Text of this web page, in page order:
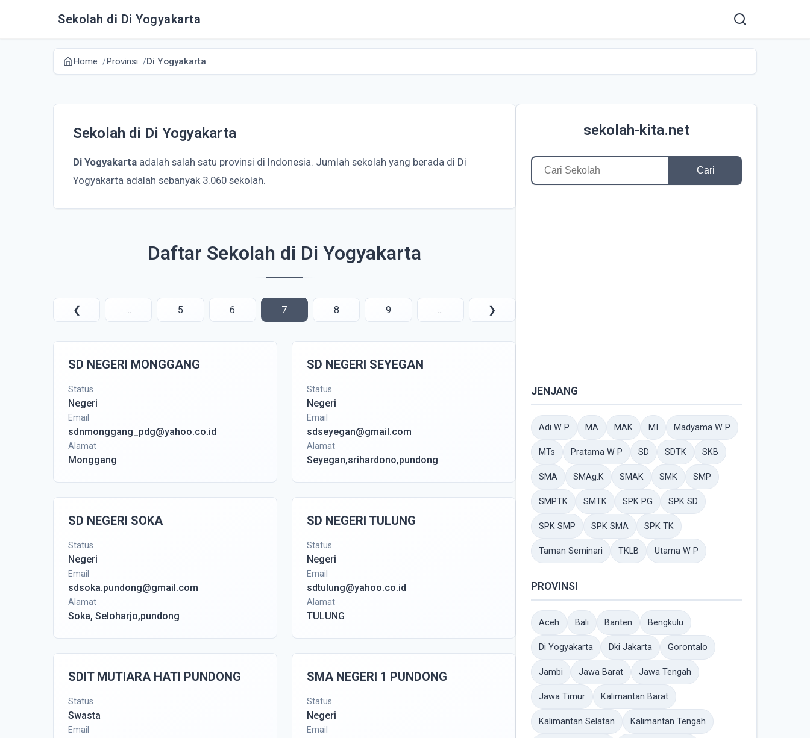
Sekolah di Di Yogyakarta
Home Provinsi Di Yogyakarta
Sekolah di Di Yogyakarta
Di Yogyakarta adalah salah satu provinsi di Indonesia. Jumlah sekolah yang berada di Di
Yogyakarta adalah sebanyak 3.060 sekolah.
Daftar Sekolah di Di Yogyakarta
❮ ... 5 6 7 8 9 ... ❯
SD NEGERI MONGGANG
Status
Negeri
Email
sdnmonggang_pdg@yahoo.co.id
Alamat
Monggang
SD NEGERI SEYEGAN
Status
Negeri
Email
sdseyegan@gmail.com
Alamat
Seyegan,srihardono,pundong
SD NEGERI SOKA
Status
Negeri
Email
sdsoka.pundong@gmail.com
Alamat
Soka, Seloharjo,pundong
SD NEGERI TULUNG
Status
Negeri
Email
sdtulung@yahoo.co.id
Alamat
TULUNG
SDIT MUTIARA HATI PUNDONG
Status
Swasta
Email
SMA NEGERI 1 PUNDONG
Status
Negeri
Email
sekolah-kita.net
Cari
JENJANG
Adi W P MA MAK MI Madyama W P
MTs Pratama W P SD SDTK SKB
SMA SMAg.K SMAK SMK SMP
SMPTK SMTK SPK PG SPK SD
SPK SMP SPK SMA SPK TK
Taman Seminari TKLB Utama W P
PROVINSI
Aceh Bali Banten Bengkulu
Di Yogyakarta Dki Jakarta Gorontalo
Jambi Jawa Barat Jawa Tengah
Jawa Timur Kalimantan Barat
Kalimantan Selatan Kalimantan Tengah